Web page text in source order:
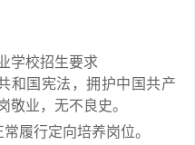
学校招生要求
和国宪法，拥护中国共产
敬业，无不良史。
履行定向培养岗位。